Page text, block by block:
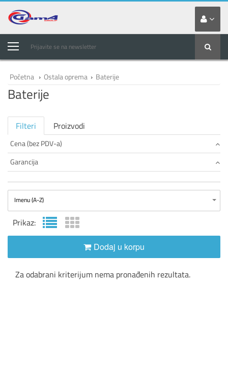
Prijavite se na newsletter
Početna › Ostala oprema › Baterije
Baterije
Filteri Proizvodi
Cena (bez PDV-a)
Garancija
Imenu (A-Z)
Prikaz:
Dodaj u korpu
Za odabrani kriterijum nema pronađenih rezultata.